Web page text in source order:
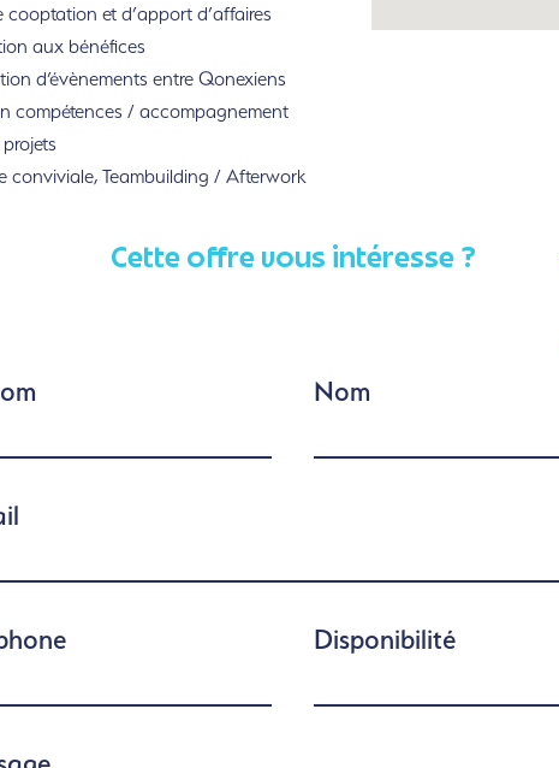
cooptation et d’apport d’affaires
aux bénéfices
d’évènements entre Qonexiens
compétences / accompagnement
conviviale, Teambuilding / Afterwork
Cette offre vous intéresse ?
Nom
Disponibilité